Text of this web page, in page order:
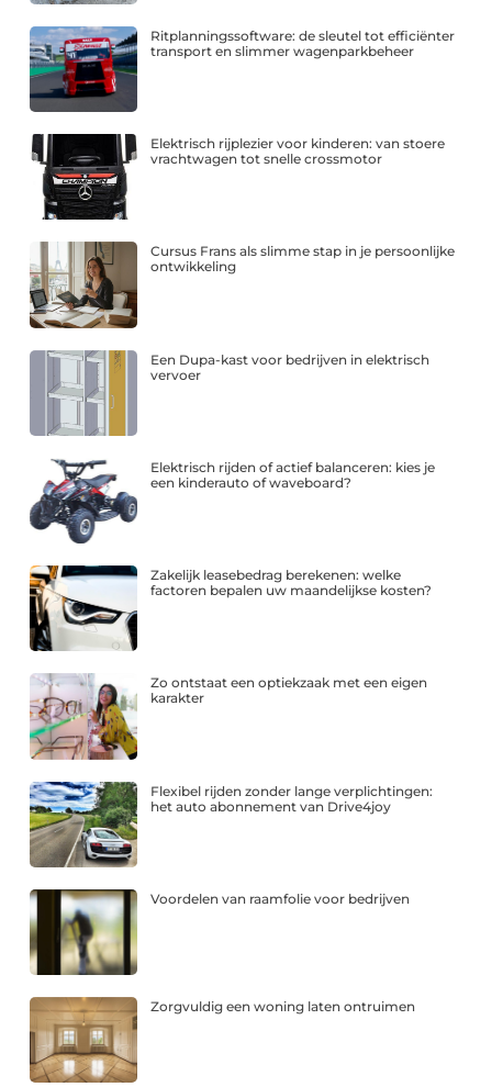
Ritplanningssoftware: de sleutel tot efficiënter
transport en slimmer wagenparkbeheer
Elektrisch rijplezier voor kinderen: van stoere
vrachtwagen tot snelle crossmotor
Cursus Frans als slimme stap in je persoonlijke
ontwikkeling
Een Dupa-kast voor bedrijven in elektrisch
vervoer
Elektrisch rijden of actief balanceren: kies je
een kinderauto of waveboard?
Zakelijk leasebedrag berekenen: welke
factoren bepalen uw maandelijkse kosten?
Zo ontstaat een optiekzaak met een eigen
karakter
Flexibel rijden zonder lange verplichtingen:
het auto abonnement van Drive4joy
Voordelen van raamfolie voor bedrijven
Zorgvuldig een woning laten ontruimen